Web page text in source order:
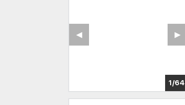
1/59
▶︎
◀︎